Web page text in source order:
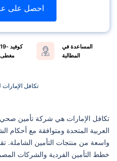
احصل على
كوفيد -19
مغطى
المساعدة في
المطالبة
تكافل
تكافل الإمارات هي شركة تأمين صحي
العربية المتحدة ومتوافقة مع أحكام
واسعة من منتجات التأمين الشاملة.
خطط التأمين الفردية والشركات